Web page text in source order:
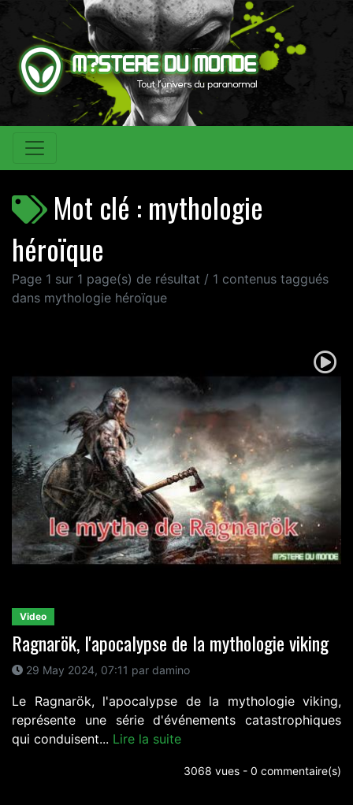
Mot clé : mythologie
héroïque
Page 1 sur 1 page(s) de résultat / 1 contenus taggués
dans mythologie héroïque
Video
Ragnarök, l'apocalypse de la mythologie viking
29 May 2024, 07:11 par damino
Le Ragnarök, l'apocalypse de la mythologie viking,
représente une série d'événements catastrophiques
qui conduisent... Lire la suite
3068 vues - 0 commentaire(s)